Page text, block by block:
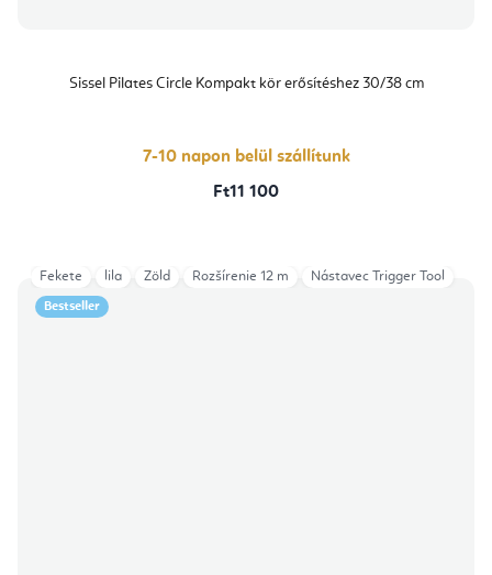
Sissel Pilates Circle Kompakt kör erősítéshez 30/38 cm
7-10 napon belül szállítunk
Ft11 100
Bestseller
Fekete lila Zöld Rozšírenie 12 m Nástavec Trigger Tool